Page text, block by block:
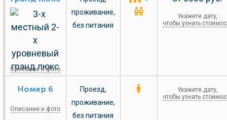
Описание и фото
проживание,
без питания
Укажите дату,
чтобы узнать
Номер 6
Описание и фото
Проезд,
проживание,
без питания
Укажите дату,
чтобы узнать